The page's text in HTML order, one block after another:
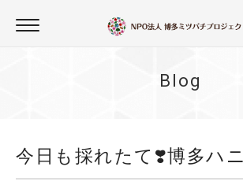
Blog
今日も採れたて❣️博多ハ